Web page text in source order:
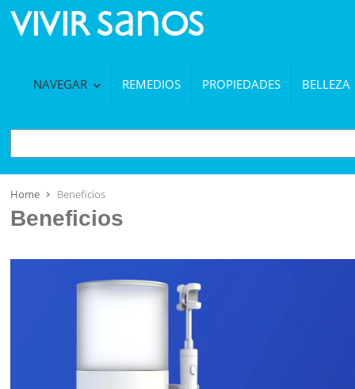
NAVEGAR REMEDIOS PROPIEDADES BELLEZA
BUSCAR
Home Beneficios
Beneficios